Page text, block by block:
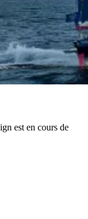
est en cours de